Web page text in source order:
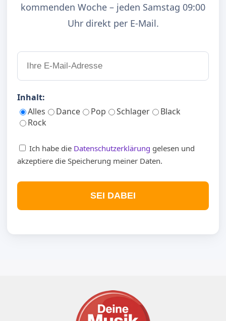
kommenden Woche – jeden Samstag 09:00
Uhr direkt per E-Mail.
Inhalt:
Alles
Dance Pop Schlager
Black
Rock
Ich habe die Datenschutzerklärung gelesen und
akzeptiere die Speicherung meiner Daten.
SEI DABEI